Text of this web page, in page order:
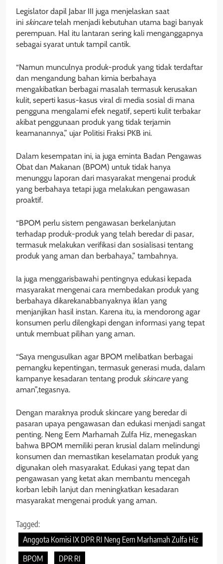
Legislator dapil Jabar III juga menjelaskan saat
ini skincaretelah menjadi kebutuhan utama bagi banyak
perempuan. Hal itu lantaran sering kali menganggapnya
sebagai syarat untuk tampil cantik.
“Namun munculnya produk-produk yang tidak terdaftar
dan mengandung bahan kimia berbahaya
mengakibatkan berbagai masalah termasuk kerusakan
kulit, seperti kasus-kasus viral di media sosial di mana
pengguna mengalami efek negatif, seperti kulit terbakar
akibat penggunaan produk yang tidak terjamin
keamanannya,” ujar Politisi Fraksi PKB ini.
Dalam kesempatan ini, ia juga eminta Badan Pengawas
Obat dan Makanan (BPOM) untuk tidak hanya
menunggu laporan dari masyarakat mengenai produk
yang berbahaya tetapi juga melakukan pengawasan
proaktif.
“BPOM perlu sistem pengawasan berkelanjutan
terhadap produk-produk yang telah beredar di pasar,
termasuk melakukan verifikasi dan sosialisasi tentang
produk yang aman dan berbahaya,” tambahnya.
Ia juga menggarisbawahi pentingnya edukasi kepada
masyarakat mengenai cara membedakan produk yang
berbahaya dikarekanabbanyaknya iklan yang
menjanjikan hasil instan. Karena itu, ia mendorong agar
konsumen perlu dilengkapi dengan informasi yang tepat
untuk membuat pilihan yang aman.
“Saya mengusulkan agar BPOM melibatkan berbagai
pemangku kepentingan, termasuk generasi muda, dalam
kampanye kesadaran tentang produk skincareyang
aman”,tegasnya.
Dengan maraknya produk skincare yang beredar di
pasaran upaya pengawasan dan edukasi menjadi sangat
penting. Neng Eem Marhamah Zulfa Hiz, menegaskan
bahwa BPOM memiliki peran krusial dalam melindungi
konsumen dan memastikan keselamatan produk yang
digunakan oleh masyarakat. Edukasi yang tepat dan
pengawasan yang ketat akan membantu mencegah
korban lebih lanjut dan meningkatkan kesadaran
masyarakat mengenai produk yang aman.
Tagged:
Anggota Komisi IX DPR RI Neng Eem Marhamah Zulfa Hiz
BPOM
DPR RI